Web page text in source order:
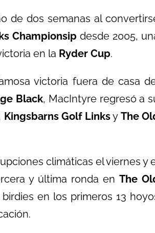
de dos semanas al
Championsip desde 2005,
en la Ryder Cup.
victoria fuera de casa
Black, MacIntyre regresó a
Kingsbarns Golf Linksy The
climáticas el viernes y
y última ronda en The
en los primeros 13